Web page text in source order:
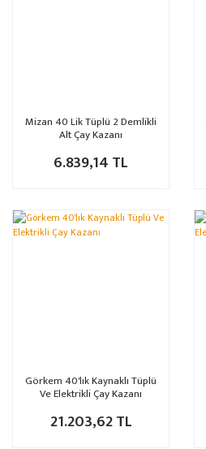
Mizan 40 Lik Tüplü 2 Demlikli
Alt Çay Kazanı
6.839,14 TL
Görkem 40'lık Kaynaklı Tüplü
Ve Elektrikli Çay Kazanı
21.203,62 TL